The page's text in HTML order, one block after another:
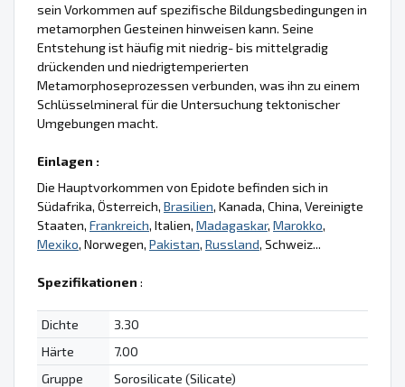
sein Vorkommen auf spezifische Bildungsbedingungen in
metamorphen Gesteinen hinweisen kann. Seine
Entstehung ist häufig mit niedrig- bis mittelgradig
drückenden und niedrigtemperierten
Metamorphoseprozessen verbunden, was ihn zu einem
Schlüsselmineral für die Untersuchung tektonischer
Umgebungen macht.
Einlagen :
Die Hauptvorkommen von Epidote befinden sich in
Südafrika, Österreich, Brasilien, Kanada, China, Vereinigte
Staaten, Frankreich, Italien, Madagaskar, Marokko,
Mexiko, Norwegen, Pakistan, Russland, Schweiz...
Spezifikationen :
Dichte
3.30
Härte
7.00
Gruppe
Sorosilicate (Silicate)